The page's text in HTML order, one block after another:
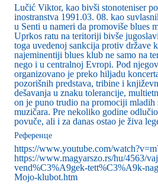
Lučić Viktor, kao bivši stonoteniser
inostranstva 1991.03. 08. kao
u Senti u nameri da promoviše blues
Uprkos ratu na teritoriji bivše
toga uvedenoj sankcija protiv države
najeminentiji blues klub ne samo na
nego i u centralnoj Evropi. Pod
organizovano je preko hiljadu
pozorišnih predstava, tribine i
dešavanja u znaku tolerancije,
on je puno trudio na promociji mladih
muzičara. Pre nekoliko godine
povuče, ali i za danas ostao je živa
Референце
https://www.youtube.com/
https://www.magyarszo.rs/hu/4563/
vend%C3%A9gek-tett%C3%A9k-
Mojo-klubot.htm